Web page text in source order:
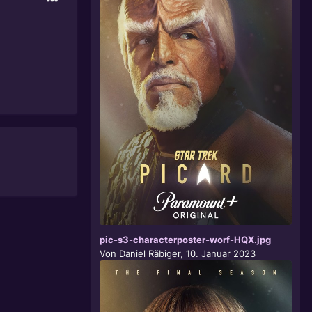
pic-s3-characterposter-worf-HQX.jpg
Von Daniel Räbiger, 10. Januar 2023